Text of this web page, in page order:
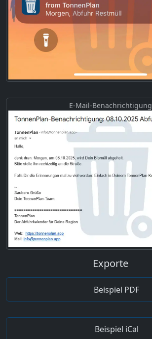
E-Mail-Benachrichtigung
Exporte
Beispiel PDF
Beispiel iCal